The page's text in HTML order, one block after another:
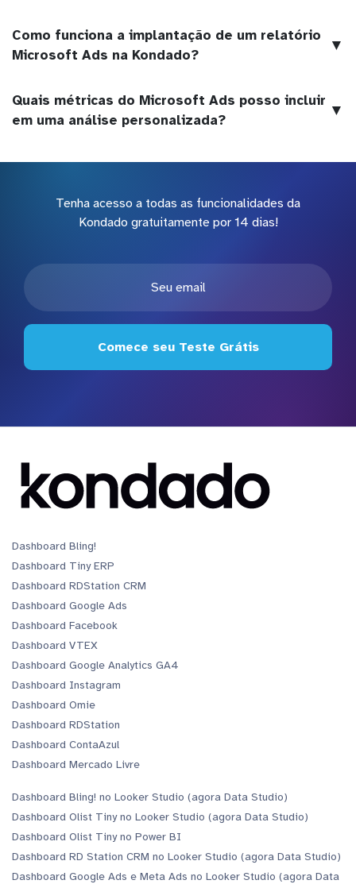
Como funciona a implantação de um relatório
Microsoft Ads na Kondado?
▼
Quais métricas do Microsoft Ads posso incluir
em uma análise personalizada?
▼
Tenha acesso a todas as funcionalidades da
Kondado gratuitamente por 14 dias!
Comece seu Teste Grátis
Dashboard Bling!
Dashboard Tiny ERP
Dashboard RDStation CRM
Dashboard Google Ads
Dashboard Facebook
Dashboard VTEX
Dashboard Google Analytics GA4
Dashboard Instagram
Dashboard Omie
Dashboard RDStation
Dashboard ContaAzul
Dashboard Mercado Livre
Dashboard Bling! no Looker Studio (agora Data Studio)
Dashboard Olist Tiny no Looker Studio (agora Data Studio)
Dashboard Olist Tiny no Power BI
Dashboard RD Station CRM no Looker Studio (agora Data Studio)
Dashboard Google Ads e Meta Ads no Looker Studio (agora Data